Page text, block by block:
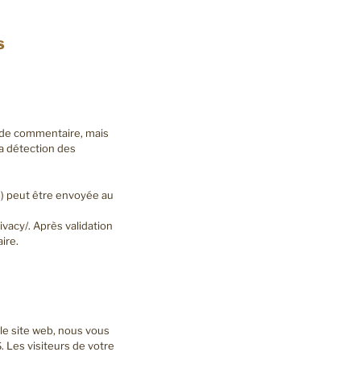
commentaire, mais
détection des
peut être envoyée au
. Après validation
site web, nous vous
Les visiteurs de votre